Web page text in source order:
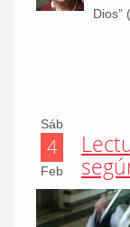
Dios”
Sáb
4
Feb